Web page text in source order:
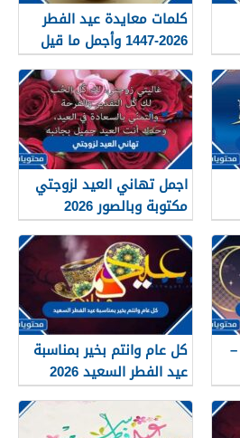
كلمات معايدة عيد الفطر
2026-1447 وأجمل ما قيل
في استقبال العيد للاحباب
اجمل تهاني العيد لزوجتي
مكتوبة وبالصور 2026
اجمل تهاني العيد 2026 –
كل عام وانتم بخير بمناسبة
عيد الفطر السعيد 2026